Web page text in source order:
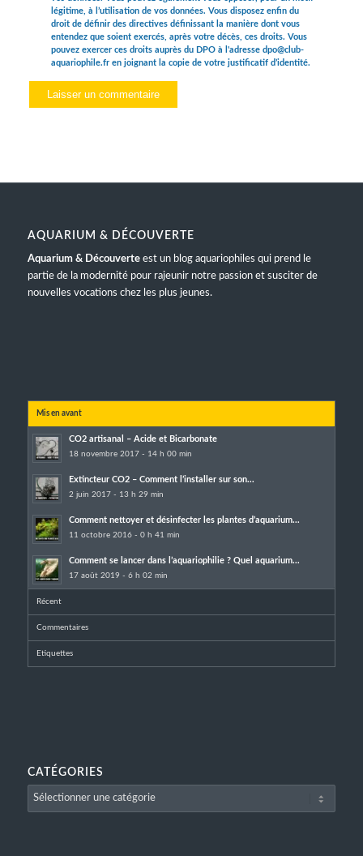
légitime, à l’utilisation de vos données. Vous disposez enfin du
droit de définir des directives définissant la manière dont vous
entendez que soient exercés, après votre décès, ces droits. Vous
pouvez exercer ces droits auprès du DPO à l'adresse dpo@club-
aquariophile.fr en joignant la copie de votre justificatif d’identité.
AQUARIUM & DÉCOUVERTE
Aquarium & Découverteest un blog aquariophiles qui prend le
partie de la modernité pour rajeunir notre passion et susciter de
nouvelles vocations chez les plus jeunes.
Mis en avant
CO2 artisanal – Acide et Bicarbonate
18 novembre 2017 - 14 h 00 min
Extincteur CO2 – Comment l’installer sur son...
2 juin 2017 - 13 h 29 min
Comment nettoyer et désinfecter les plantes d’aquarium...
11 octobre 2016 - 0 h 41 min
Comment se lancer dans l’aquariophilie ? Quel aquarium...
17 août 2019 - 6 h 02 min
Récent
Commentaires
Etiquettes
CATÉGORIES